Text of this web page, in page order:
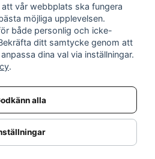
vår webbplats ska fungera
möjliga upplevelsen.
både personlig och icke-
ditt samtycke genom att
dina val via inställningar.
.
alla